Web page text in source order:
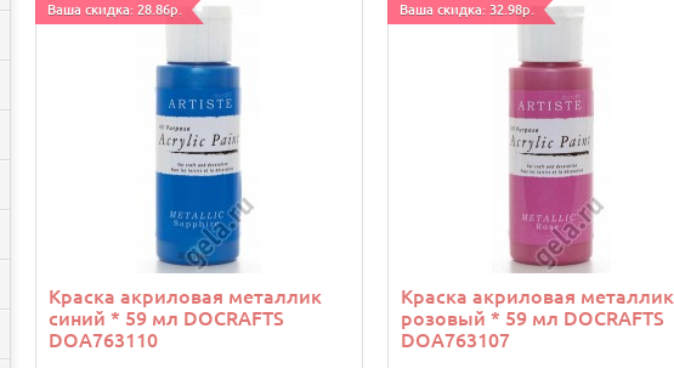
Ваша скидка: 28.86р.
Краска акриловая металлик
синий * 59 мл DOCRAFTS
DOA763110
Ваша скидка: 32.98р.
Краска акриловая металлик
розовый * 59 мл DOCRAFTS
DOA763107